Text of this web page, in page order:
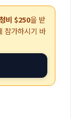
비 $250을 받
참가하시기 바